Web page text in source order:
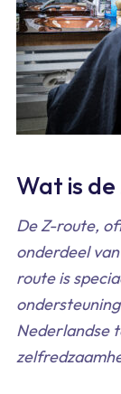
Wat is
De Z-route,
onderdeel
route is
Nederlandse